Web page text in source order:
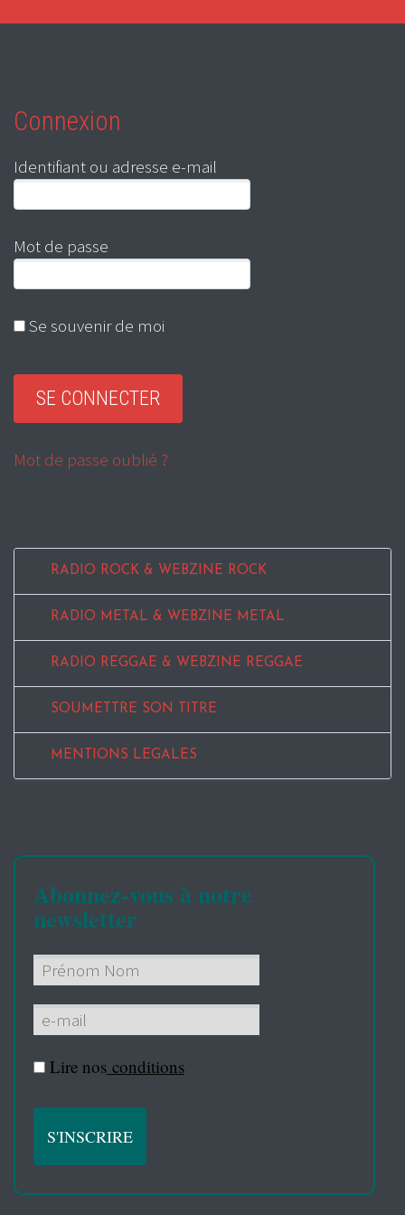
Connexion
Identifiant ou adresse e-mail
Mot de passe
Se souvenir de moi
Mot de passe oublié ?
RADIO ROCK & WEBZINE ROCK
RADIO METAL & WEBZINE METAL
RADIO REGGAE & WEBZINE REGGAE
SOUMETTRE SON TITRE
MENTIONS LEGALES
Abonnez-vous à notre
newsletter
Lire nos conditions